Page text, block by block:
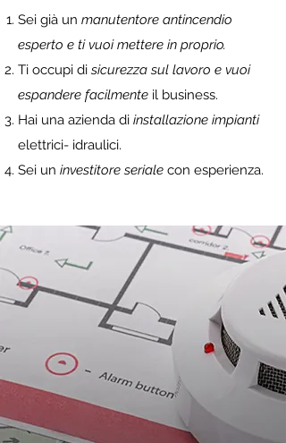
Sei già un manutentore antincendio
esperto e ti vuoi mettere in proprio.
Ti occupi di sicurezza sul lavoro e vuoi
espandere facilmente il business.
Hai una azienda di installazione impianti
elettrici- idraulici.
Sei un investitore seriale con esperienza.